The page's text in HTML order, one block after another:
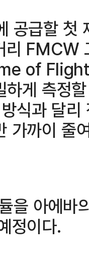
공급할
리 FMCW
of
하게 측정
식과 달
가까이 줄
을 아에바
정이다.